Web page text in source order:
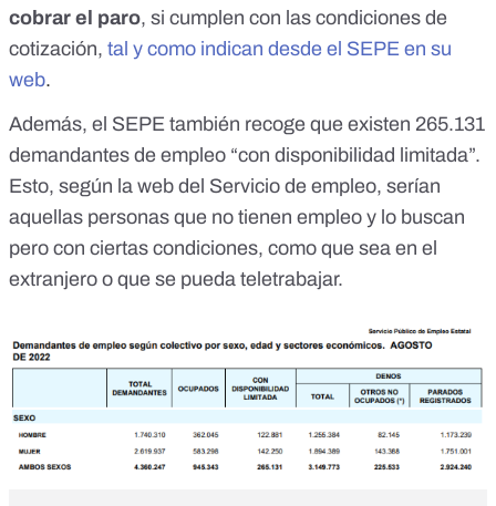
cobrar el paro, si cumplen con las condiciones de
cotización, tal y como indican desde el SEPE en su
web.
Además, el SEPE también recoge que existen 265.131
demandantes de empleo “con disponibilidad limitada”.
Esto, según la web del Servicio de empleo, serían
aquellas personas que no tienen empleo y lo buscan
pero con ciertas condiciones, como que sea en el
extranjero o que se pueda teletrabajar.